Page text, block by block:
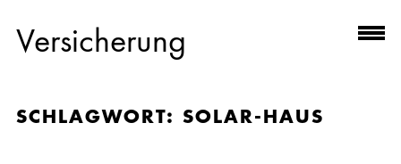
Versicherung
SCHLAGWORT: SOLAR-HAUS